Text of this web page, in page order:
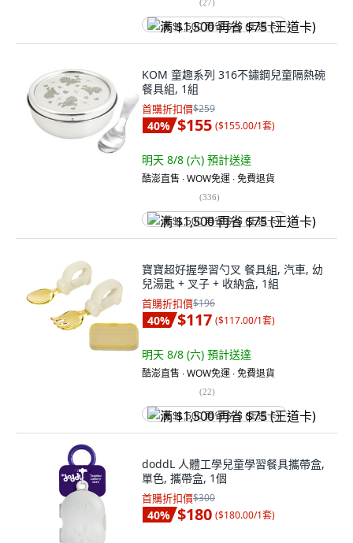
(27)
满 $1,500 再省 $75 (王道卡)
KOM 童趣系列 316不鏽鋼兒童隔熱碗
餐具組, 1組
首購折扣價$259
40% $155 ($155.00/1套)
明天 8/8 (六) 預計送達
酷澎直售 ∙ WOW免運 ∙ 免費退貨
(336)
满 $1,500 再省 $75 (王道卡)
寶寶超好握學習勺叉 餐具組, 汽車, 幼
兒湯匙 + 叉子 + 收納盒, 1組
首購折扣價$196
40% $117 ($117.00/1套)
明天 8/8 (六) 預計送達
酷澎直售 ∙ WOW免運 ∙ 免費退貨
(22)
满 $1,500 再省 $75 (王道卡)
doddL 人體工學兒童學習餐具攜帶盒,
單色, 攜帶盒, 1個
首購折扣價$300
40% $180 ($180.00/1套)